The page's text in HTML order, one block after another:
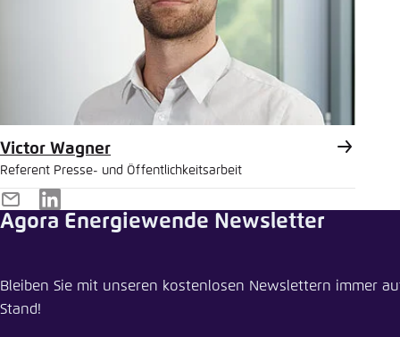
Victor Wagner
Referent Presse- und Öffentlichkeitsarbeit
E-
Mail
LinkedIn
Agora Energiewende Newsletter
Bleiben Sie mit unseren kostenlosen Newslettern immer
Stand!